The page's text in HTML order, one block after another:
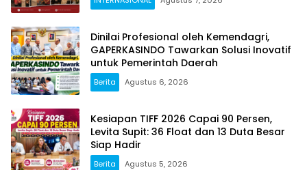
Dinilai Profesional oleh Kemendagri,
GAPERKASINDO Tawarkan Solusi Inovatif
untuk Pemerintah Daerah
Berita Agustus 6, 2026
Kesiapan TIFF 2026 Capai 90 Persen,
Levita Supit: 36 Float dan 13 Duta Besar
Siap Hadir
Berita Agustus 5, 2026